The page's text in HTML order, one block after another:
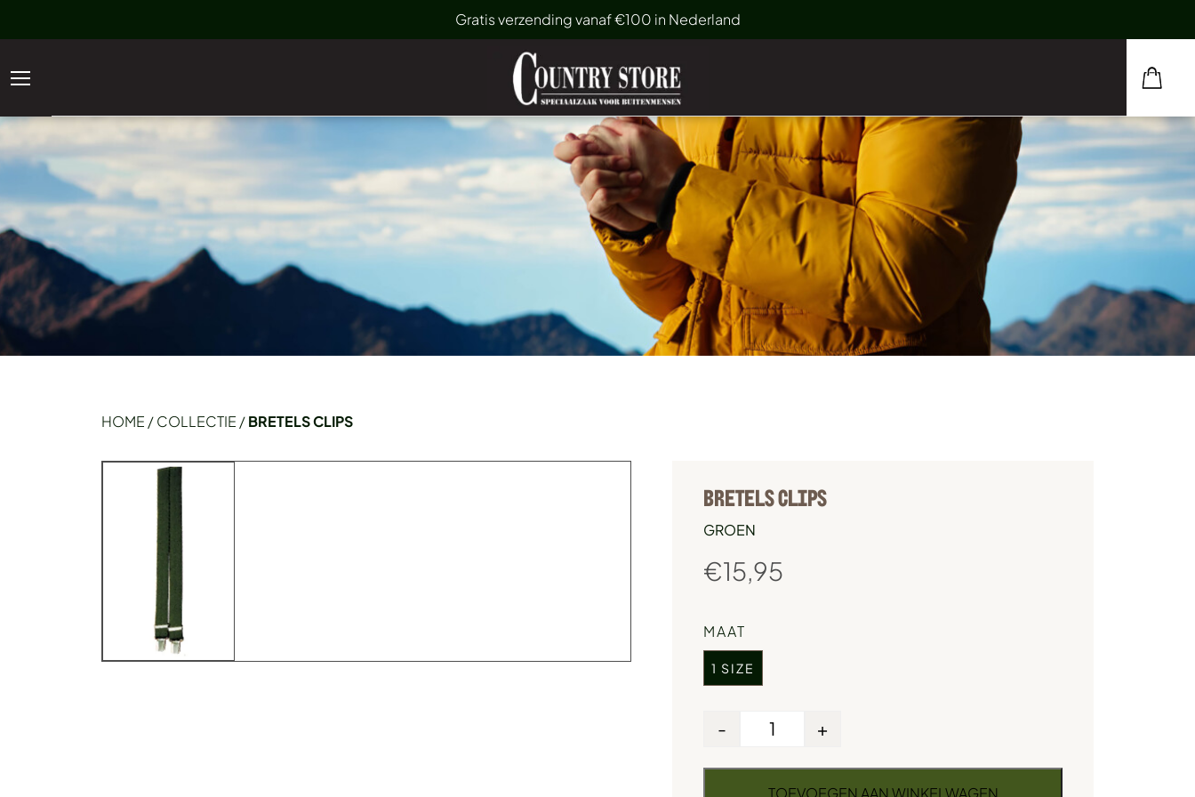
Gratis verzending vanaf €100 in Nederland
HOME /COLLECTIE /BRETELS CLIPS
BRETELS CLIPS
GROEN
€15,95
MAAT
1 SIZE
- +
TOEVOEGEN AAN WINKELWAGEN